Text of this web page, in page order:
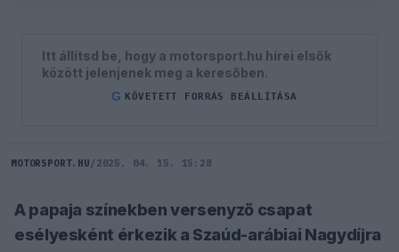
Itt állítsd be, hogy a motorsport.hu hírei elsők
között jelenjenek meg a keresőben.
G KÖVETETT FORRÁS BEÁLLÍTÁSA
MOTORSPORT.HU / 2025. 04. 15. 15:28
A papaja színekben versenyző csapat
esélyesként érkezik a Szaúd-arábiai Nagydíjra